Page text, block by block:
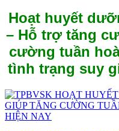
Hoạt huyết
– Hỗ trợ tăng
cường tuần
tình trạng suy